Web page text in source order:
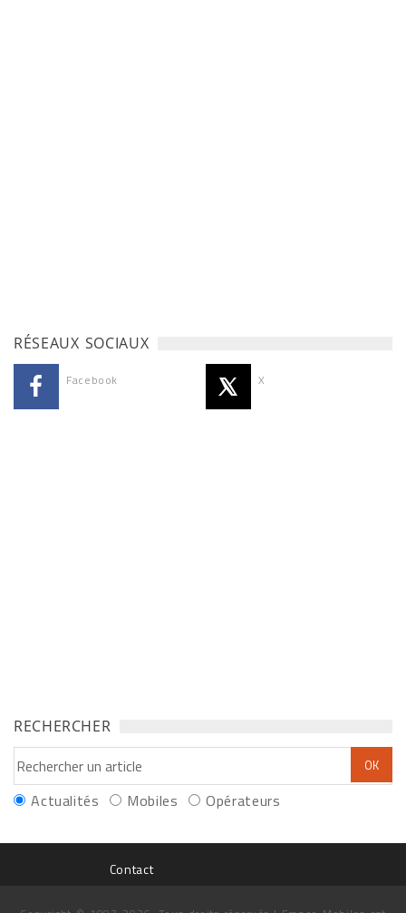
RÉSEAUX SOCIAUX
Facebook X
RECHERCHER
Actualités Mobiles Opérateurs
Contact